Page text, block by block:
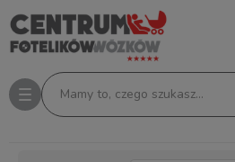
Mamy to, czego szukasz...